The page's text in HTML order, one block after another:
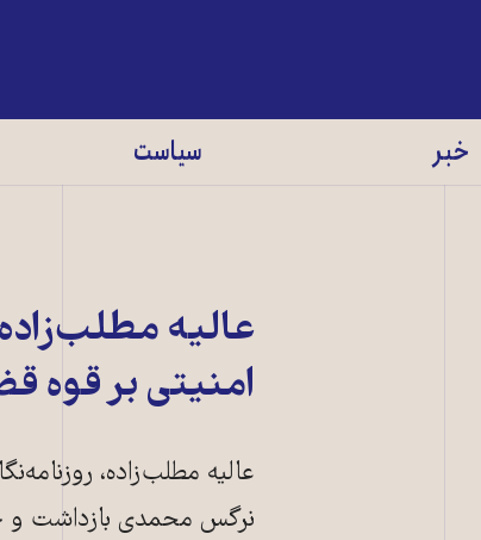
خبر سیاست
عالیه
امنیتی بر قوه
عالیه مطلب‌زاده،
نرگس محمدی بازداشت و